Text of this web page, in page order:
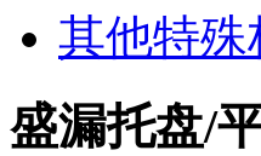
其他特殊
盛漏托盘/